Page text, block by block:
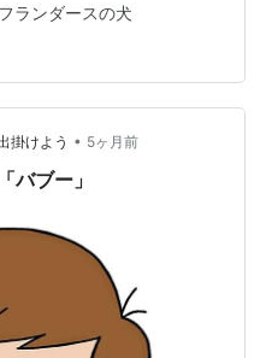
やかしを言う場面なんか
な所ではフランダースの
妙で明るい感じのキャラ
技を見せるシーンも多く
んの渾身の叫びだったと
する桂さんのキャラで
フランダースの犬
掛けよう • 5ヶ月前
バブー」